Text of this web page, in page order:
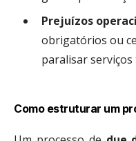
Prejuízos
obrigatórios ou
paralisar serviços
Como estruturar um